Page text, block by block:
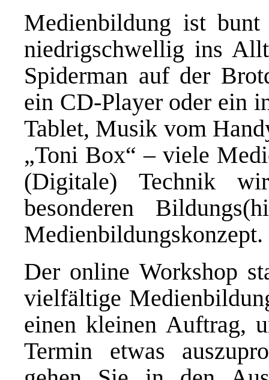
Medienbildung ist
niedrigschwellig ins
Spiderman auf der
ein CD-Player oder ein
Tablet, Musik vom
„Toni Box“ – viele
(Digitale) Technik
besonderen
Medienbildungskonzept.
Der online Workshop
vielfältige
einen kleinen Auftrag,
Termin etwas